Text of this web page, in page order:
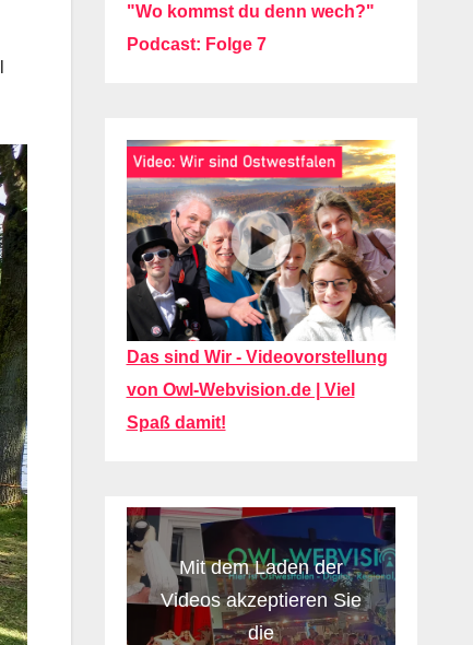
"Wo kommst du denn wech?"
Podcast: Folge 7
Das sind Wir - Videovorstellung
von Owl-Webvision.de | Viel
Spaß damit!
Mit dem Laden der
Videos akzeptieren Sie
die